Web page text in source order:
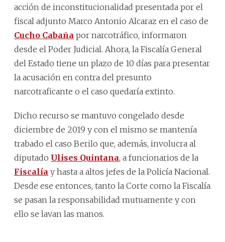
acción de inconstitucionalidad presentada por el
fiscal adjunto Marco Antonio Alcaraz en el caso de
Cucho Cabaña por narcotráfico, informaron
desde el Poder Judicial. Ahora, la Fiscalía General
del Estado tiene un plazo de 10 días para presentar
la acusación en contra del presunto
narcotraficante o el caso quedaría extinto.
Dicho recurso se mantuvo congelado desde
diciembre de 2019 y con el mismo se mantenía
trabado el caso Berilo que, además, involucra al
diputado Ulises Quintana, a funcionarios de la
Fiscalía y hasta a altos jefes de la Policía Nacional.
Desde ese entonces, tanto la Corte como la Fiscalía
se pasan la responsabilidad mutuamente y con
ello se lavan las manos.